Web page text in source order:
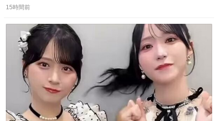
ネは使いやすいように強度を調整してあるはず。
信
ポ
ト
数
数
15時間前